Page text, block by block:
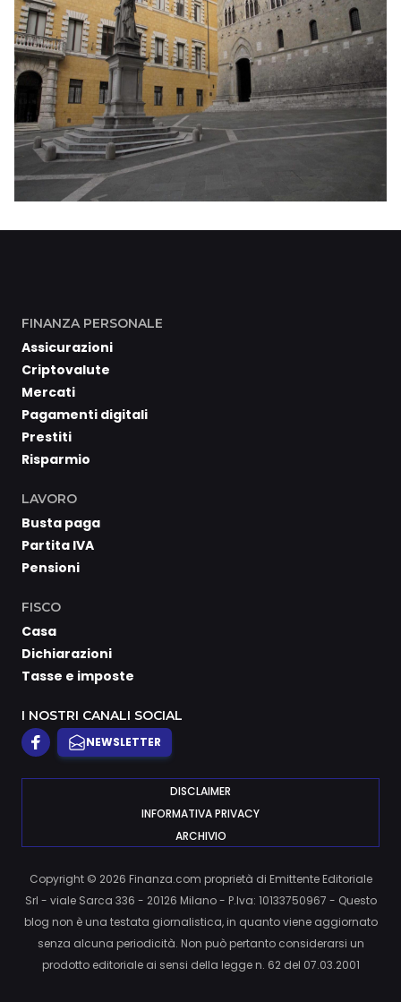
FINANZA PERSONALE
Assicurazioni
Criptovalute
Mercati
Pagamenti digitali
Prestiti
Risparmio
LAVORO
Busta paga
Partita IVA
Pensioni
FISCO
Casa
Dichiarazioni
Tasse e imposte
I NOSTRI CANALI SOCIAL
NEWSLETTER
DISCLAIMER
INFORMATIVA PRIVACY
ARCHIVIO
Copyright © 2026 Finanza.com proprietà di Emittente Editoriale
Srl - viale Sarca 336 - 20126 Milano - P.Iva: 10133750967 - Questo
blog non è una testata giornalistica, in quanto viene aggiornato
senza alcuna periodicità. Non può pertanto considerarsi un
prodotto editoriale ai sensi della legge n. 62 del 07.03.2001